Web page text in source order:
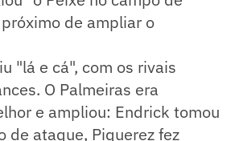
de ampliar o
"lá e cá", com os rivais
O Palmeiras era
e ampliou: Endrick tomou
de ataque, Piquerez fez